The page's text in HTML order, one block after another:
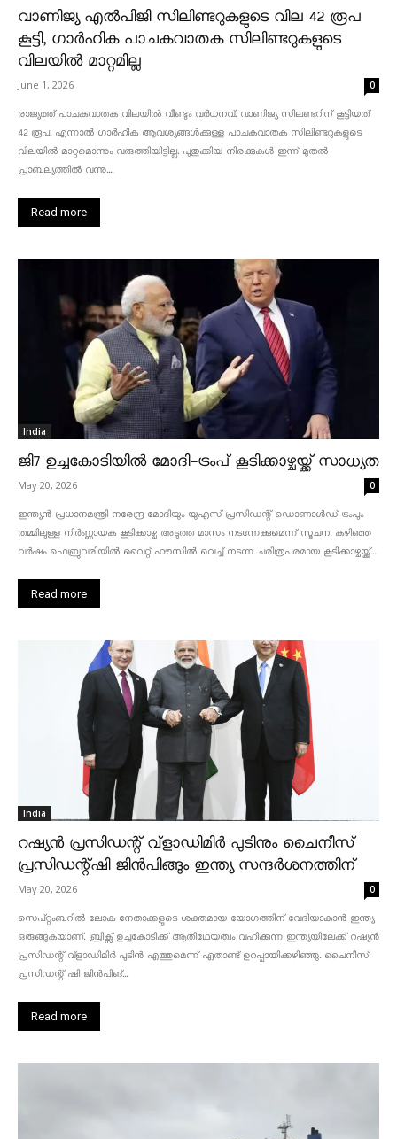
വാണിജ്യ എൽപിജി സിലിണ്ടറുകളുടെ വില 42 രൂപ
കൂട്ടി, ഗാർഹിക പാചകവാതക സിലിണ്ടറുകളുടെ
വിലയിൽ മാറ്റമില്ല
June 1, 2026 0
രാജ്യത്ത് പാചകവാതക വിലയിൽ വീണ്ടും വർധനവ്. വാണിജ്യ സിലണ്ടറിന് കൂട്ടിയത്
42 രൂപ. എന്നാൽ ഗാർഹിക ആവശ്യങ്ങൾക്കുള്ള പാചകവാതക സിലിണ്ടറുകളുടെ
വിലയിൽ മാറ്റമൊന്നും വരുത്തിയിട്ടില്ല. പുതുക്കിയ നിരക്കുകൾ ഇന്ന് മുതൽ
പ്രാബല്യത്തിൽ വന്നു....
Read more
India
ജി7 ഉച്ചകോടിയിൽ മോദി-ട്രംപ് കൂടിക്കാഴ്ചയ്ക്ക് സാധ്യത
May 20, 2026 0
ഇന്ത്യൻ പ്രധാനമന്ത്രി നരേന്ദ്ര മോദിയും യുഎസ് പ്രസിഡന്റ് ഡൊണാൾഡ് ട്രംപും
തമ്മിലുള്ള നിർണ്ണായക കൂടിക്കാഴ്ച അടുത്ത മാസം നടന്നേക്കുമെന്ന് സൂചന. കഴിഞ്ഞ
വർഷം ഫെബ്രുവരിയിൽ വൈറ്റ് ഹൗസിൽ വെച്ച് നടന്ന ചരിത്രപരമായ കൂടിക്കാഴ്ചയ്ക്ക്...
Read more
India
റഷ്യൻ പ്രസിഡന്റ് വ്‌ളാഡിമിർ പുടിനും ചൈനീസ്
പ്രസിഡന്റ്ഷി ജിൻപിങ്ങും ഇന്ത്യ സന്ദർശനത്തിന്
May 20, 2026 0
സെപ്റ്റംബറിൽ ലോക നേതാക്കളുടെ ശക്തമായ യോഗത്തിന് വേദിയാകാൻ ഇന്ത്യ
ഒരുങ്ങുകയാണ്. ബ്രിക്സ് ഉച്ചകോടിക്ക് ആതിഥേയത്വം വഹിക്കുന്ന ഇന്ത്യയിലേക്ക് റഷ്യൻ
പ്രസിഡന്റ് വ്‌ളാഡിമിർ പുടിൻ എത്തുമെന്ന് ഏതാണ്ട് ഉറപ്പായിക്കഴിഞ്ഞു. ചൈനീസ്
പ്രസിഡന്റ് ഷി ജിൻപിങ്...
Read more